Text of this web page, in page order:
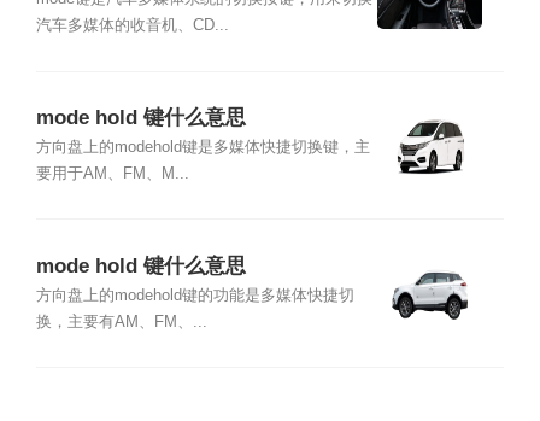
汽车多媒体的收音机、CD...
mode hold 键什么意思
方向盘上的modehold键是多媒体快捷切换键，主
要用于AM、FM、M...
mode hold 键什么意思
方向盘上的modehold键的功能是多媒体快捷切
换，主要有AM、FM、...